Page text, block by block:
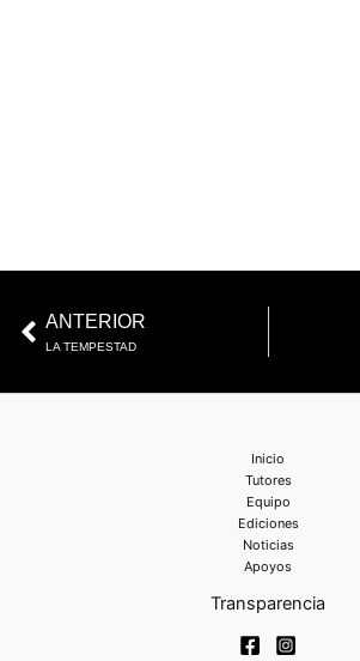
AntANTERIOR
LA TEMPESTAD
Inicio
Tutores
Equipo
Ediciones
Noticias
Apoyos
Transparencia